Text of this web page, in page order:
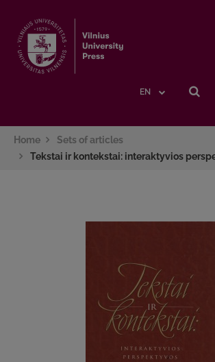
EN
Home
Sets of articles
Tekstai ir kontekstai: interaktyvios